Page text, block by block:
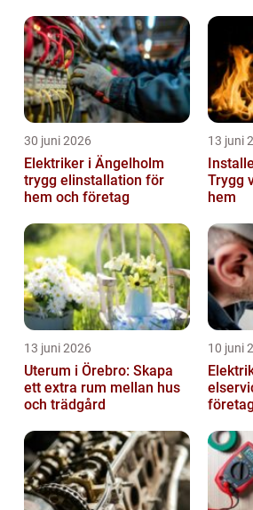
30 juni 2026
Elektriker i Ängelholm
trygg elinstallation för
hem och företag
13 juni
Trygg
hem
13 juni 2026
Uterum i Örebro: Skapa
ett extra rum mellan hus
och trädgård
10 juni